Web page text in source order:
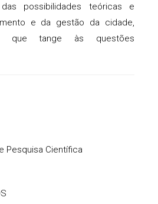
possibilidades teóricas e
e da gestão da cidade,
que tange às questões
Pesquisa Científica